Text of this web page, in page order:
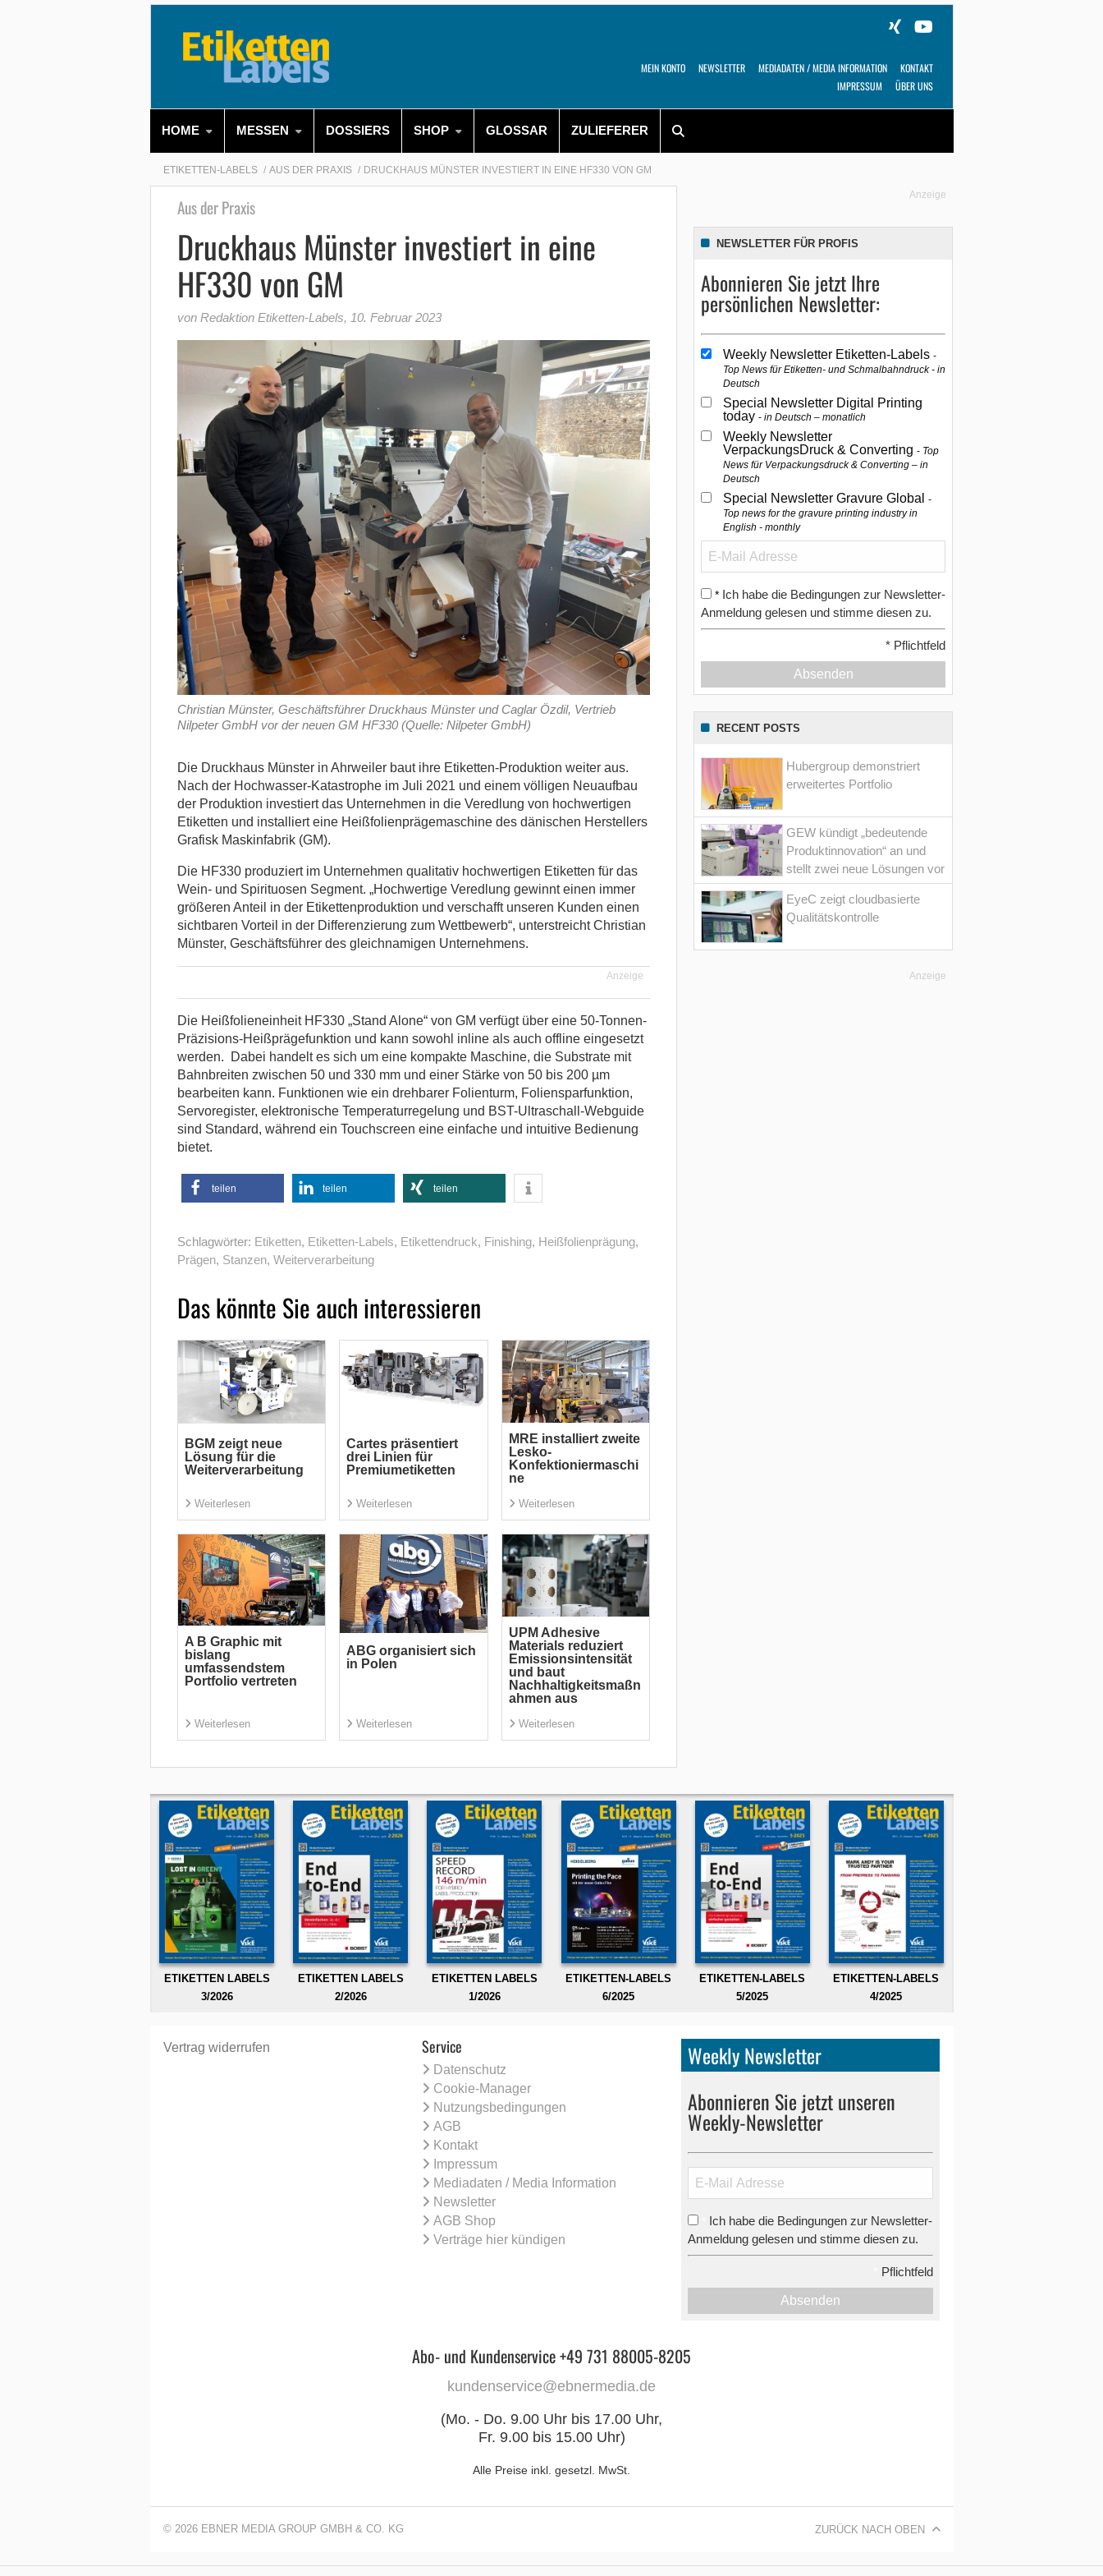
MEIN KONTO NEWSLETTER MEDIADATEN / MEDIA INFORMATION
KONTAKT
IMPRESSUM
ÜBER UNS
HOME MESSEN DOSSIERS SHOP GLOSSAR ZULIEFERER
ETIKETTEN-LABELS AUS DER PRAXIS DRUCKHAUS MÜNSTER INVESTIERT IN EINE HF330 VON GM
Aus der Praxis
Druckhaus Münster investiert in eine
HF330 von GM
von Redaktion Etiketten-Labels, 10. Februar 2023
Christian Münster, Geschäftsführer Druckhaus Münster und Caglar Özdil, Vertrieb
Nilpeter GmbH vor der neuen GM HF330 (Quelle: Nilpeter GmbH)
Die Druckhaus Münster in Ahrweiler baut ihre Etiketten-Produktion weiter aus.
Nach der Hochwasser-Katastrophe im Juli 2021 und einem völligen Neuaufbau
der Produktion investiert das Unternehmen in die Veredlung von hochwertigen
Etiketten und installiert eine Heißfolienprägemaschine des dänischen Herstellers
Grafisk Maskinfabrik (GM).
Die HF330 produziert im Unternehmen qualitativ hochwertigen Etiketten für das
Wein- und Spirituosen Segment. „Hochwertige Veredlung gewinnt einen immer
größeren Anteil in der Etikettenproduktion und verschafft unseren Kunden einen
sichtbaren Vorteil in der Differenzierung zum Wettbewerb“, unterstreicht Christian
Münster, Geschäftsführer des gleichnamigen Unternehmens.
Anzeige
Die Heißfolieneinheit HF330 „Stand Alone“ von GM verfügt über eine 50-Tonnen-
Präzisions-Heißprägefunktion und kann sowohl inline als auch offline eingesetzt
werden. Dabei handelt es sich um eine kompakte Maschine, die Substrate mit
Bahnbreiten zwischen 50 und 330 mm und einer Stärke von 50 bis 200 µm
bearbeiten kann. Funktionen wie ein drehbarer Folienturm, Foliensparfunktion,
Servoregister, elektronische Temperaturregelung und BST-Ultraschall-Webguide
sind Standard, während ein Touchscreen eine einfache und intuitive Bedienung
bietet.
teilen teilen teilen
Schlagwörter: Etiketten, Etiketten-Labels, Etikettendruck, Finishing, Heißfolienprägung,
Prägen, Stanzen, Weiterverarbeitung
Das könnte Sie auch interessieren
BGM zeigt neue
Lösung für die
Weiterverarbeitung
Weiterlesen
Cartes präsentiert
drei Linien für
Premiumetiketten
Weiterlesen
MRE installiert zweite
Lesko-
Konfektioniermaschi
ne
Weiterlesen
A B Graphic mit
bislang
umfassendstem
Portfolio vertreten
Weiterlesen
ABG organisiert sich
in Polen
Weiterlesen
UPM Adhesive
Materials reduziert
Emissionsintensität
und baut
Nachhaltigkeitsmaßn
ahmen aus
Weiterlesen
Anzeige
NEWSLETTER FÜR PROFIS
Abonnieren Sie jetzt Ihre
persönlichen Newsletter:
Weekly Newsletter Etiketten-Labels
Top News für Etiketten- und Schmalbahndruck - in
Deutsch
Special Newsletter Digital Printing
today in Deutsch – monatlich
Weekly Newsletter
VerpackungsDruck & Converting Top
News für Verpackungsdruck & Converting – in
Deutsch
Special Newsletter Gravure Global
Top news for the gravure printing industry in
English - monthly
* Ich habe die Bedingungen zur Newsletter-
Anmeldung gelesen und stimme diesen zu.
* Pflichtfeld
Absenden
RECENT POSTS
Hubergroup demonstriert
erweitertes Portfolio
GEW kündigt „bedeutende
Produktinnovation“ an und
stellt zwei neue Lösungen vor
EyeC zeigt cloudbasierte
Qualitätskontrolle
Anzeige
ETIKETTEN LABELS
3/2026
ETIKETTEN LABELS
2/2026
ETIKETTEN LABELS
1/2026
ETIKETTEN-LABELS
6/2025
ETIKETTEN-LABELS
5/2025
ETIKETTEN-LABELS
4/2025
Vertrag widerrufen Service
Datenschutz
Cookie-Manager
Nutzungsbedingungen
AGB
Kontakt
Impressum
Mediadaten / Media Information
Newsletter
AGB Shop
Verträge hier kündigen
Weekly Newsletter
Abonnieren Sie jetzt unseren
Weekly-Newsletter
Ich habe die Bedingungen zur Newsletter-
Anmeldung gelesen und stimme diesen zu.
Pflichtfeld
Absenden
Abo- und Kundenservice +49 731 88005-8205
kundenservice@ebnermedia.de
(Mo. - Do. 9.00 Uhr bis 17.00 Uhr,
Fr. 9.00 bis 15.00 Uhr)
Alle Preise inkl. gesetzl. MwSt.
© 2026 EBNER MEDIA GROUP GMBH & CO. KG ZURÜCK NACH OBEN